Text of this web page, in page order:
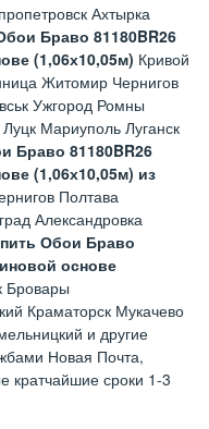
Ахтырка
Браво 81180BR26
(1,06х10,05м) Кривой
Житомир Чернигов
Ужгород Ромны
Мариуполь Луганск
Браво 81180BR26
(1,06х10,05м) из
Полтава
Александровка
Обои Браво
основе
Бровары
Краматорск Мукачево
и другие
Новая Почта,
кратчайшие сроки 1-3